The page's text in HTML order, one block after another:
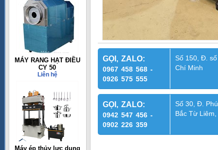
MÁY RANG HẠT ĐIỀU
CY 50
Liên hệ
Máy ép thủy lực dụng
GỌI, ZALO:
0967 458 568 -
0926 575 555
Số 150, Đ.
Chí Minh
GỌI, ZALO:
0942 547 456 -
0902 226 359
Số 30, Đ.
Bắc Từ